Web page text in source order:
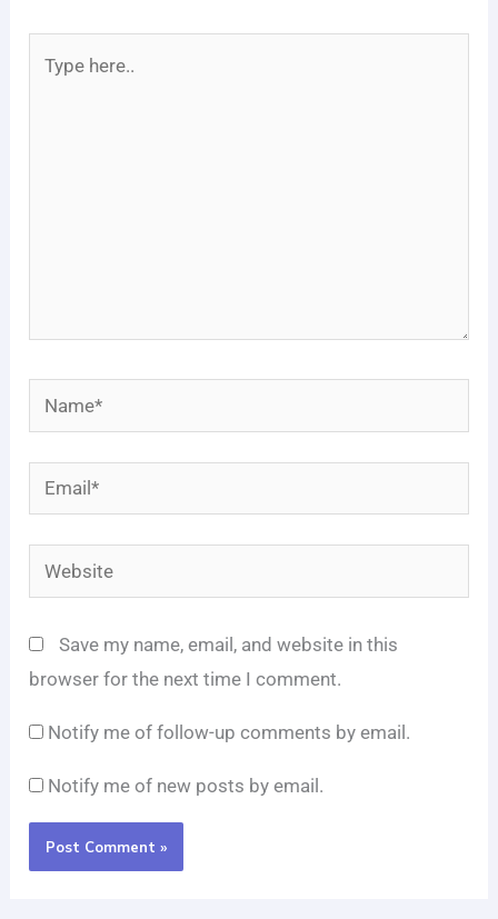
Name*
Email*
Website
Save my name, email, and website in this
browser for the next time I comment.
Notify me of follow-up comments by email.
Notify me of new posts by email.